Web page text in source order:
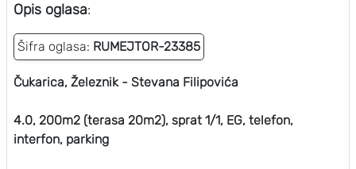
Opis oglasa:
Šifra oglasa: RUMEJTOR-23385
Čukarica, Železnik - Stevana Filipovića
4.0, 200m2 (terasa 20m2), sprat 1/1, EG, telefon,
interfon, parking